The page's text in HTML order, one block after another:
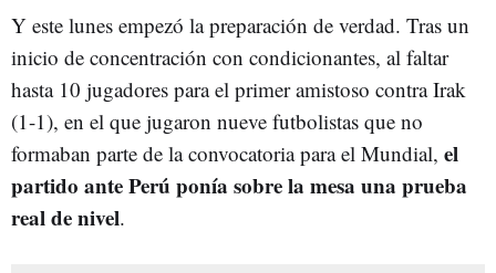
Y este lunes empezó la preparación de verdad. Tras un
inicio de concentración con condicionantes, al faltar
hasta 10 jugadores para el primer amistoso contra Irak
(1-1), en el que jugaron nueve futbolistas que no
formaban parte de la convocatoria para el Mundial, el
partido ante Perú ponía sobre la mesa una prueba
real de nivel.